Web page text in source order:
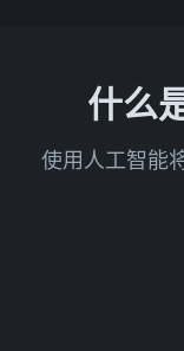
什么
使用人工智能